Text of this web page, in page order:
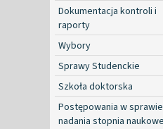
Dokumentacja kontroli i
raporty
Wybory
Sprawy Studenckie
Szkoła doktorska
Postępowania w sprawie
nadania stopnia